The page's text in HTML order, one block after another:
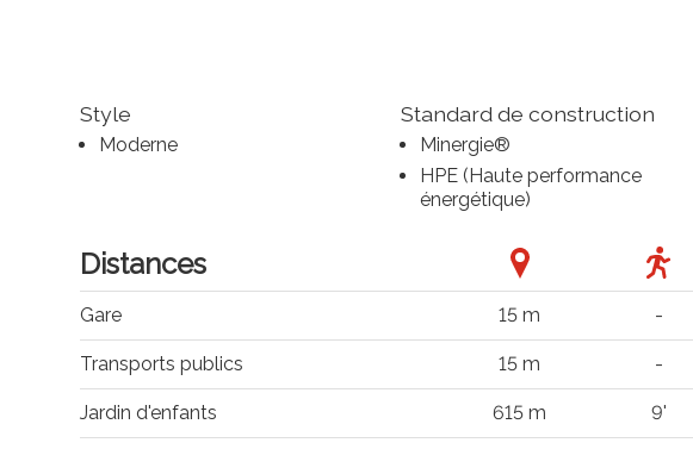
Style
Moderne
Standard de construction
Minergie®
HPE (Haute performance
énergétique)
Distances
Gare 15 m -
Transports publics 15 m -
Jardin d'enfants 615 m 9'